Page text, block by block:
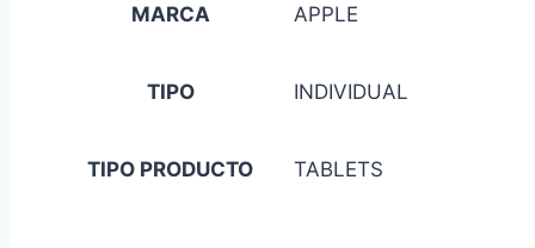
MARCA APPLE
TIPO INDIVIDUAL
TIPO PRODUCTO TABLETS